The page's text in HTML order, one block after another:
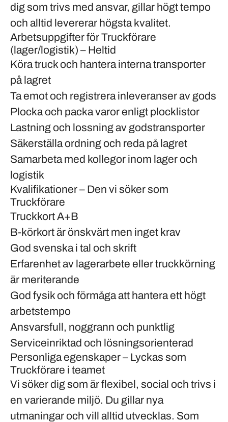
dig som trivs med ansvar, gillar högt tempo
och alltid levererar högsta kvalitet.
Arbetsuppgifter för Truckförare
(lager/logistik) – Heltid
Köra truck och hantera interna transporter
på lagret
Ta emot och registrera inleveranser av gods
Plocka och packa varor enligt plocklistor
Lastning och lossning av godstransporter
Säkerställa ordning och reda på lagret
Samarbeta med kollegor inom lager och
logistik
Kvalifikationer – Den vi söker som
Truckförare
Truckkort A+B
B-körkort är önskvärt men inget krav
God svenska i tal och skrift
Erfarenhet av lagerarbete eller truckkörning
är meriterande
God fysik och förmåga att hantera ett högt
arbetstempo
Ansvarsfull, noggrann och punktlig
Serviceinriktad och lösningsorienterad
Personliga egenskaper – Lyckas som
Truckförare i teamet
Vi söker dig som är flexibel, social och trivs i
en varierande miljö. Du gillar nya
utmaningar och vill alltid utvecklas. Som